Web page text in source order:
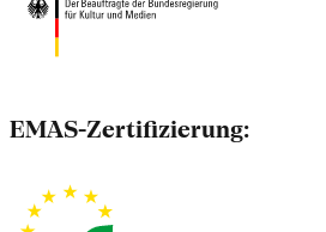
EMAS-Zertifizierung: